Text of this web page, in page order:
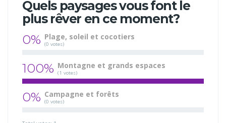
Quels paysages vous font le
plus rêver en ce moment?
0% Plage, soleil et cocotiers
(0 votes)
100% Montagne et grands espaces
(1 votes)
0% Campagne et forêts
(0 votes)